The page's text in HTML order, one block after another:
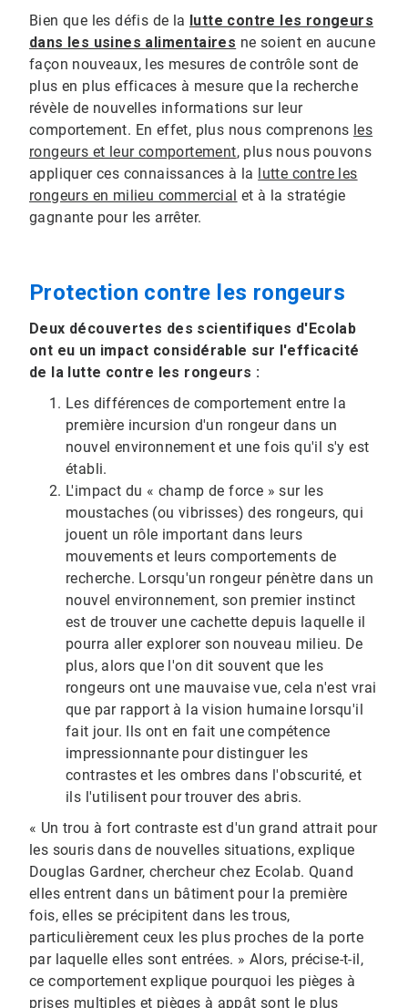
Bien que les défis de la lutte contre les rongeurs
dans les usines alimentaires ne soient en aucune
façon nouveaux, les mesures de contrôle sont de
plus en plus efficaces à mesure que la recherche
révèle de nouvelles informations sur leur
comportement. En effet, plus nous comprenons les
rongeurs et leur comportement, plus nous pouvons
appliquer ces connaissances à la
lutte contre les
rongeurs en milieu commercial et à la stratégie
gagnante pour les arrêter.
Protection contre les rongeurs
Deux découvertes des scientifiques d'Ecolab
ont eu un impact considérable sur l'efficacité
de la lutte contre les rongeurs :
Les différences de comportement entre la
première incursion d'un rongeur dans un
nouvel environnement et une fois qu'il s'y est
établi.
L'impact du « champ de force » sur les
moustaches (ou vibrisses) des rongeurs, qui
jouent un rôle important dans leurs
mouvements et leurs comportements de
recherche. Lorsqu'un rongeur pénètre dans un
nouvel environnement, son premier instinct
est de trouver une cachette depuis laquelle il
pourra aller explorer son nouveau milieu. De
plus, alors que l'on dit souvent que les
rongeurs ont une mauvaise vue, cela n'est vrai
que par rapport à la vision humaine lorsqu'il
fait jour. Ils ont en fait une compétence
impressionnante pour distinguer les
contrastes et les ombres dans l'obscurité, et
ils l'utilisent pour trouver des abris.
« Un trou à fort contraste est d'un grand attrait pour
les souris dans de nouvelles situations, explique
Douglas Gardner, chercheur chez Ecolab. Quand
elles entrent dans un bâtiment pour la première
fois, elles se précipitent dans les trous,
particulièrement ceux les plus proches de la porte
par laquelle elles sont entrées. » Alors, précise-t-il,
ce comportement explique pourquoi les pièges à
prises multiples et pièges à appât sont le plus